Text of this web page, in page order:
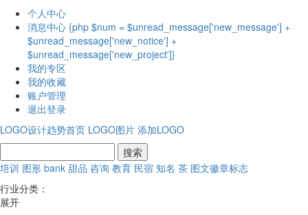
个人中心
消息中心 {php $num = $unread_message['new_message'] +
$unread_message['new_notice'] +
$unread_message['new_project']}
我的专区
我的收藏
账户管理
退出登录
LOGO设计趋势首页 LOGO图片 添加LOGO
培训 图形 bank 甜品 咨询 教育 民宿 知名 茶 图文徽章标志
行业分类：
展开